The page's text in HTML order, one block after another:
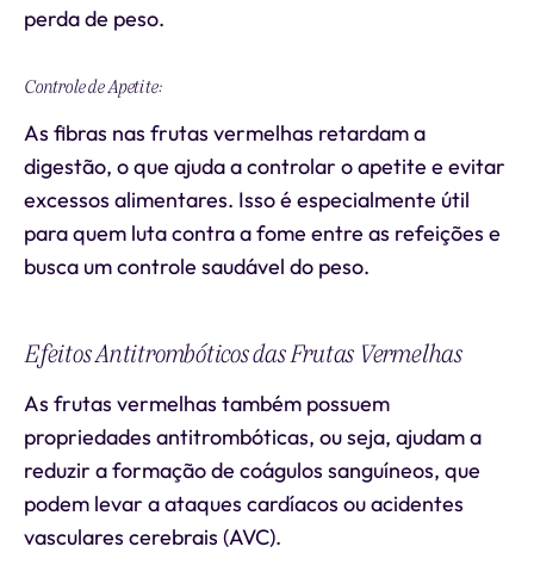
perda de peso.
Controle de Apetite:
As fibras nas frutas vermelhas retardam a
digestão, o que ajuda a controlar o apetite e evitar
excessos alimentares. Isso é especialmente útil
para quem luta contra a fome entre as refeições e
busca um controle saudável do peso.
Efeitos Antitrombóticos das Frutas Vermelhas
As frutas vermelhas também possuem
propriedades antitrombóticas, ou seja, ajudam a
reduzir a formação de coágulos sanguíneos, que
podem levar a ataques cardíacos ou acidentes
vasculares cerebrais (AVC).